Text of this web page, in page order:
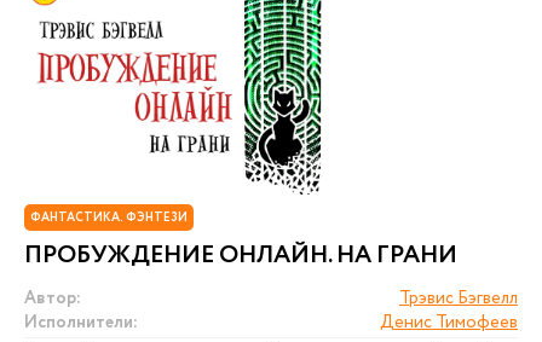
ФАНТАСТИКА. ФЭНТЕЗИ
ПРОБУЖДЕНИЕ ОНЛАЙН. НА ГРАНИ
Автор:
Трэвис Бэгвелл
Исполнители:
Денис Тимофеев